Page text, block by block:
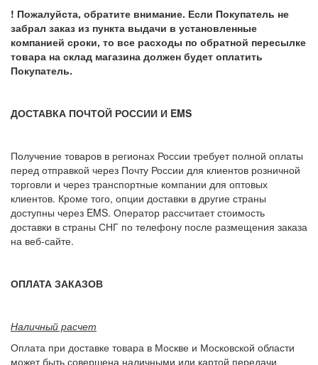
! Пожалуйста, обратите внимание. Если Покупатель не
забрал заказ из пункта выдачи в установленные
компанией сроки, то все расходы по обратной пересылке
товара на склад магазина должен будет оплатить
Покупатель.
ДОСТАВКА ПОЧТОЙ РОССИИ И EMS
Получение товаров в регионах России требует полной оплаты
перед отправкой через Почту России для клиентов розничной
торговли и через транспортные компании для оптовых
клиентов. Кроме того, опции доставки в другие страны
доступны через EMS. Оператор рассчитает стоимость
доставки в страны СНГ по телефону после размещения заказа
на веб-сайте.
ОПЛАТА ЗАКАЗОВ
Наличный расчет
Оплата при доставке товара в Москве и Московской области
может быть совершена наличными или картой передачи